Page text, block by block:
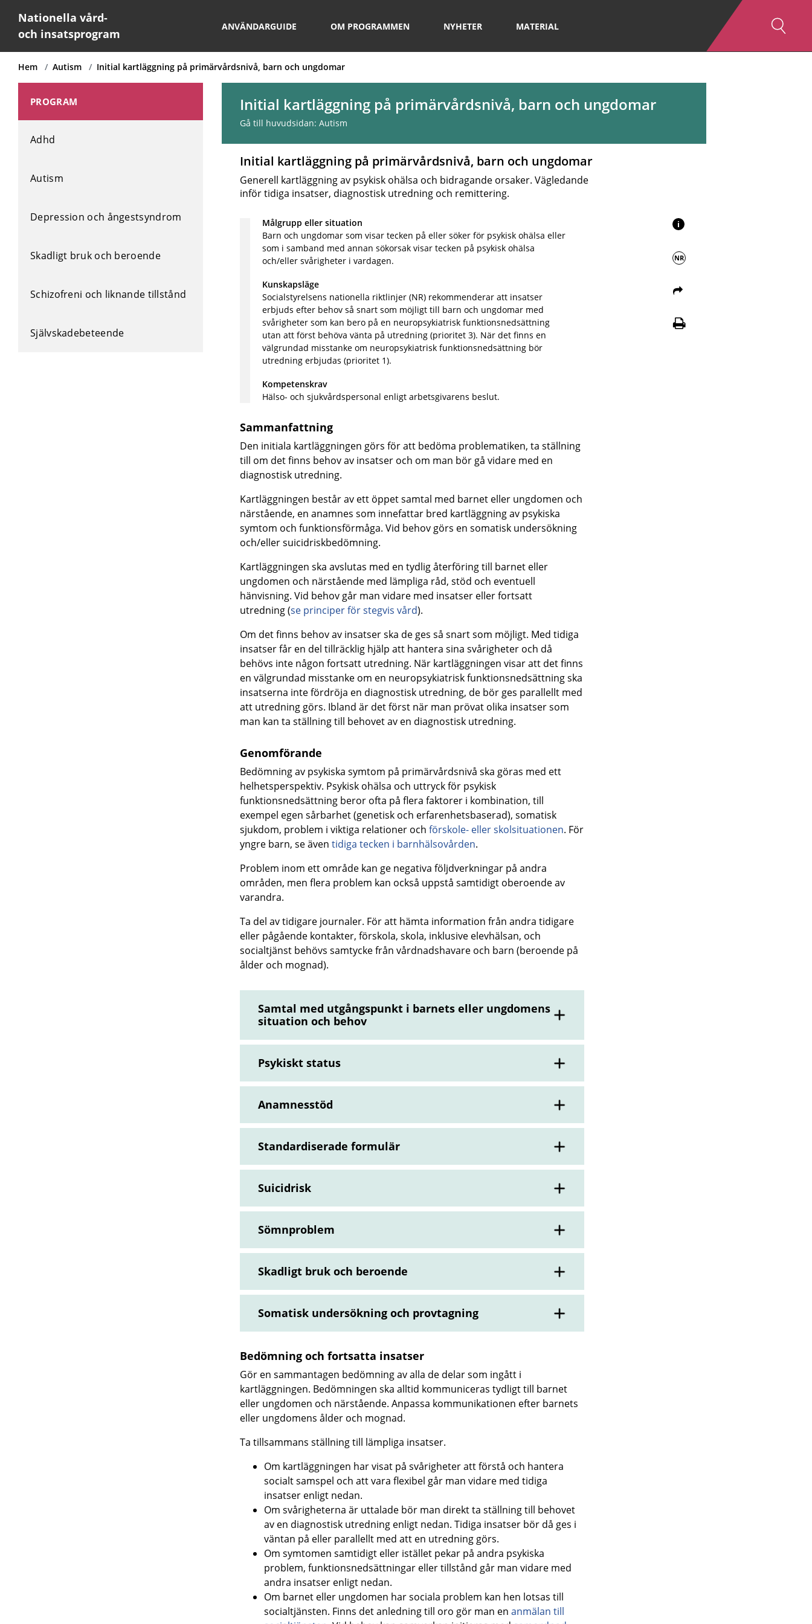
Nationella vård-
och insatsprogram
ANVÄNDARGUIDE OM PROGRAMMEN NYHETER MATERIAL
Hem Autism Initial kartläggning på primärvårdsnivå, barn och ungdomar
PROGRAM
Adhd
Autism
Depression och ångestsyndrom
Skadligt bruk och beroende
Schizofreni och liknande tillstånd
Självskadebeteende
Initial kartläggning på primärvårdsnivå, barn och ungdomar
Gå till huvudsidan: Autism
Initial kartläggning på primärvårdsnivå, barn och ungdomar
Generell kartläggning av psykisk ohälsa och bidragande orsaker. Vägledande
inför tidiga insatser, diagnostisk utredning och remittering.
Målgrupp eller situation
Barn och ungdomar som visar tecken på eller söker för psykisk ohälsa eller
som i samband med annan sökorsak visar tecken på psykisk ohälsa
och/eller svårigheter i vardagen.
Kunskapsläge
Socialstyrelsens nationella riktlinjer (NR) rekommenderar att insatser
erbjuds efter behov så snart som möjligt till barn och ungdomar med
svårigheter som kan bero på en neuropsykiatrisk funktionsnedsättning
utan att först behöva vänta på utredning (prioritet 3). När det finns en
välgrundad misstanke om neuropsykiatrisk funktionsnedsättning bör
utredning erbjudas (prioritet 1).
Kompetenskrav
Hälso- och sjukvårdspersonal enligt arbetsgivarens beslut.
Sammanfattning
Den initiala kartläggningen görs för att bedöma problematiken, ta ställning
till om det finns behov av insatser och om man bör gå vidare med en
diagnostisk utredning.
Kartläggningen består av ett öppet samtal med barnet eller ungdomen och
närstående, en anamnes som innefattar bred kartläggning av psykiska
symtom och funktionsförmåga. Vid behov görs en somatisk undersökning
och/eller suicidriskbedömning.
Kartläggningen ska avslutas med en tydlig återföring till barnet eller
ungdomen och närstående med lämpliga råd, stöd och eventuell
hänvisning. Vid behov går man vidare med insatser eller fortsatt
utredning (se principer för stegvis vård).
Om det finns behov av insatser ska de ges så snart som möjligt. Med tidiga
insatser får en del tillräcklig hjälp att hantera sina svårigheter och då
behövs inte någon fortsatt utredning. När kartläggningen visar att det finns
en välgrundad misstanke om en neuropsykiatrisk funktionsnedsättning ska
insatserna inte fördröja en diagnostisk utredning, de bör ges parallellt med
att utredning görs. Ibland är det först när man prövat olika insatser som
man kan ta ställning till behovet av en diagnostisk utredning.
Genomförande
Bedömning av psykiska symtom på primärvårdsnivå ska göras med ett
helhetsperspektiv. Psykisk ohälsa och uttryck för psykisk
funktionsnedsättning beror ofta på flera faktorer i kombination, till
exempel egen sårbarhet (genetisk och erfarenhetsbaserad), somatisk
sjukdom, problem i viktiga relationer och förskole- eller skolsituationen. För
yngre barn, se även tidiga tecken i barnhälsovården.
Problem inom ett område kan ge negativa följdverkningar på andra
områden, men flera problem kan också uppstå samtidigt oberoende av
varandra.
Ta del av tidigare journaler. För att hämta information från andra tidigare
eller pågående kontakter, förskola, skola, inklusive elevhälsan, och
socialtjänst behövs samtycke från vårdnadshavare och barn (beroende på
ålder och mognad).
Samtal med utgångspunkt i barnets eller ungdomens
situation och behov
Psykiskt status
Anamnesstöd
Standardiserade formulär
Suicidrisk
Sömnproblem
Skadligt bruk och beroende
Somatisk undersökning och provtagning
Bedömning och fortsatta insatser
Gör en sammantagen bedömning av alla de delar som ingått i
kartläggningen. Bedömningen ska alltid kommuniceras tydligt till barnet
eller ungdomen och närstående. Anpassa kommunikationen efter barnets
eller ungdomens ålder och mognad.
Ta tillsammans ställning till lämpliga insatser.
Om kartläggningen har visat på svårigheter att förstå och hantera
socialt samspel och att vara flexibel går man vidare med tidiga
insatser enligt nedan.
Om svårigheterna är uttalade bör man direkt ta ställning till behovet
av en diagnostisk utredning enligt nedan. Tidiga insatser bör då ges i
väntan på eller parallellt med att en utredning görs.
Om symtomen samtidigt eller istället pekar på andra psykiska
problem, funktionsnedsättningar eller tillstånd går man vidare med
andra insatser enligt nedan.
Om barnet eller ungdomen har sociala problem kan hen lotsas till
socialtjänsten. Finns det anledning till oro gör man en anmälan till
i
NR